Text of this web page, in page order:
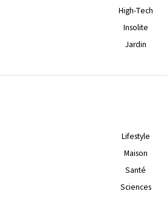
High-Tech
Insolite
Jardin
Lifestyle
Maison
Santé
Sciences